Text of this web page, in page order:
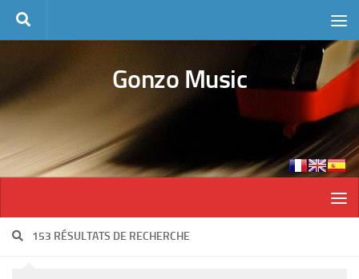
Skip to content
Gonzo Music
153 RÉSULTATS DE RECHERCHE